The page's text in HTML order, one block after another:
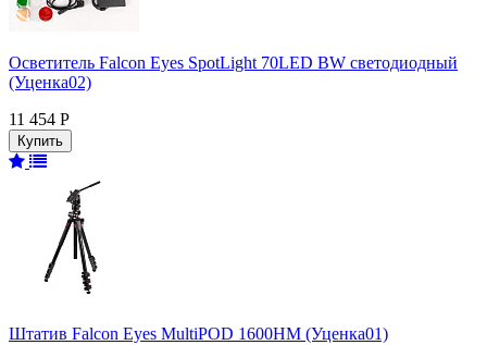
Осветитель Falcon Eyes SpotLight 70LED BW светодиодный
(Уценка02)
11 454 Р
Штатив Falcon Eyes MultiPOD 1600HM (Уценка01)